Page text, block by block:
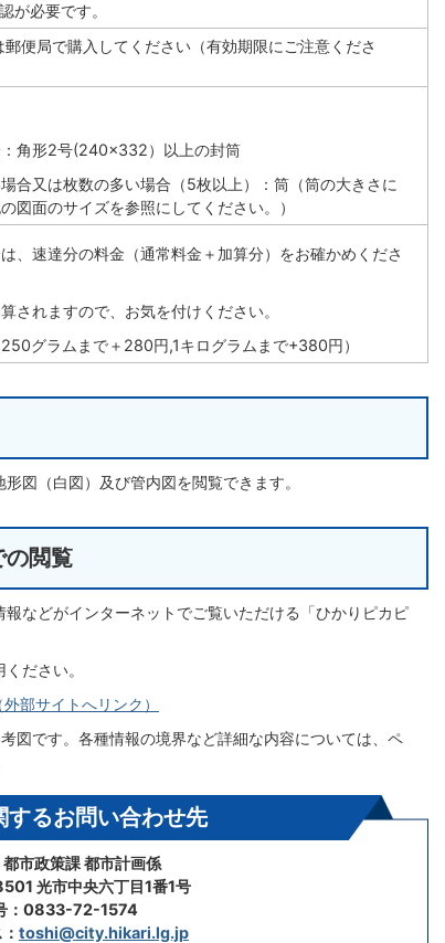
が必要です。
便局で購入してください（有効期限にご注意くださ
角形2号(240×332）以上の封筒
合又は枚数の多い場合（5枚以上）：筒（筒の大きさに
図面のサイズを参照にしてください。）
、速達分の料金（通常料金＋加算分）をお確かめくださ
されますので、お気を付けください。
グラムまで＋280円,1キログラムまで+380円）
図（白図）及び管内図を閲覧できます。
の閲覧
などがインターネットでご覧いただける「ひかりピカピ
ださい。
部サイトへリンク）
図です。各種情報の境界など詳細な内容については、ペ
するお問い合わせ先
市政策課 都市計画係
光市中央六丁目1番1号
：0833-72-1574
toshi@city.hikari.lg.jp